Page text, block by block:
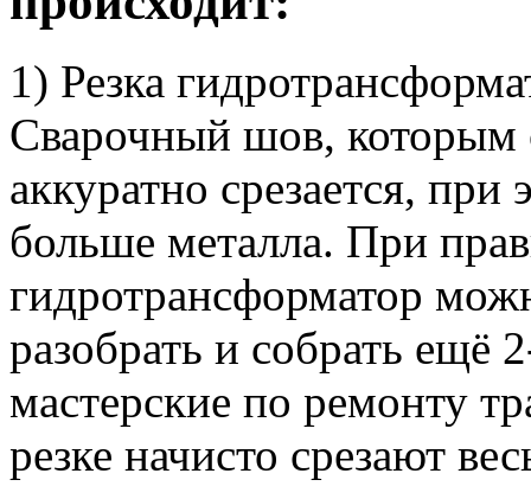
1) Резка
Сварочный шов, которым
аккуратно срезается,
больше металла. При
гидротрансформатор
разобрать и собрать ещё
мастерские по ремонту
резке начисто срезают